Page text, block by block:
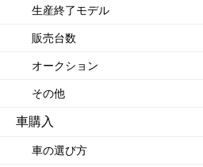
生産終了モデル
販売台数
オークション
その他
車購入
車の選び方